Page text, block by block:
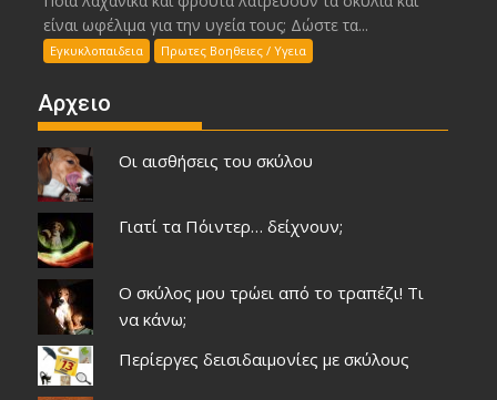
είναι ωφέλιμα για την υγεία τους; Δώστε τα...
Εγκυκλοπαιδεια Πρωτες Βοηθειες / Υγεια
Αρχειο
Οι αισθήσεις του σκύλου
Γιατί τα Πόιντερ… δείχνουν;
Ο σκύλος μου τρώει από το τραπέζι! Τι
να κάνω;
Περίεργες δεισιδαιμονίες με σκύλους